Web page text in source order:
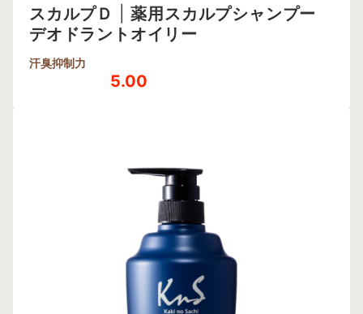
スカルプＤ
薬用スカルプシャンプー
デオドラントオイリー
汗臭抑制力
5.00